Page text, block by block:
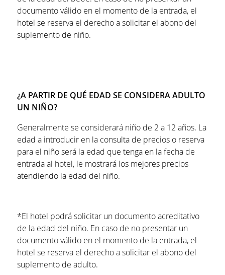
documento válido en el momento de la entrada, el
hotel se reserva el derecho a solicitar el abono del
suplemento de niño.
¿A PARTIR DE QUÉ EDAD SE CONSIDERA ADULTO
UN NIÑO?
Generalmente se considerará niño de 2 a 12 años. La
edad a introducir en la consulta de precios o reserva
para el niño será la edad que tenga en la fecha de
entrada al hotel, le mostrará los mejores precios
atendiendo la edad del niño.
*El hotel podrá solicitar un documento acreditativo
de la edad del niño. En caso de no presentar un
documento válido en el momento de la entrada, el
hotel se reserva el derecho a solicitar el abono del
suplemento de adulto.